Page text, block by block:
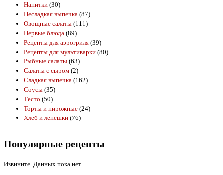
Напитки (30)
Несладкая выпечка (87)
Овощные салаты (111)
Первые блюда (89)
Рецепты для аэрогриля (39)
Рецепты для мультиварки (80)
Рыбные салаты (63)
Салаты с сыром (2)
Сладкая выпечка (162)
Соусы (35)
Тесто (50)
Торты и пирожные (24)
Хлеб и лепешки (76)
Популярные рецепты
Извините. Данных пока нет.